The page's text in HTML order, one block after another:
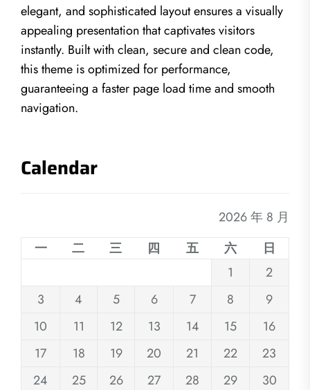
elegant, and sophisticated layout ensures a visually
appealing presentation that captivates visitors
instantly. Built with clean, secure and clean code,
this theme is optimized for performance,
guaranteeing a faster page load time and smooth
navigation.
Calendar
2026 年 8 月
一
二 三 四 五 六
日
1
2
3
4 5 6 7 8
9
10
11 12 13 14 15
16
17
18 19 20 21 22
23
24
25 26 27 28 29
30